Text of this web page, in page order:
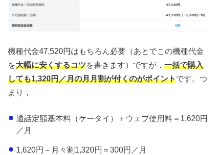
機種代金47,520円はもちろん必要（あとでこの機種代金
を大幅に安くするコツを書きます）ですが，一括で購入
しても1,320円／月の月月割が付くのがポイントです。つ
まり，
通話定額基本料（ケータイ）＋ウェブ使用料＝1,620円
／月
1,620円－月々割1,320円＝300円／月